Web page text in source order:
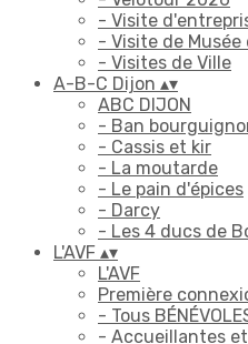
- Visite
- Visite de Musée
- Visites de Ville
A-B-C Dijon ▴▾
ABC DIJON
- Ban
- Cassis et kir
- La moutarde
- Le pain d'épices
- Darcy
- Les 4 ducs de
L'AVF ▴▾
L'AVF
Première
- Tous
- Accueillantes